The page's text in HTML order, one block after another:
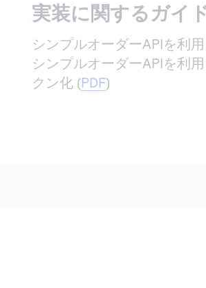
実装に関するガイ
シンプルオーダーAPIを利
シンプルオーダーAPIを利
クン化 (PDF)